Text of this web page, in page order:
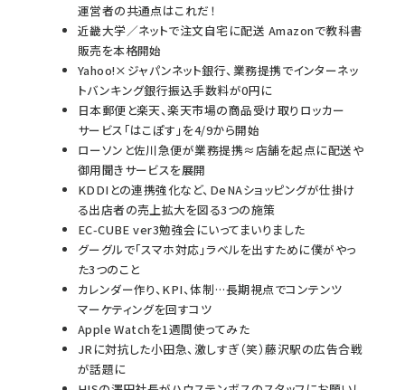
運営者の共通点はこれだ！
近畿大学／ネットで注文自宅に配送 Amazonで教科書
販売を本格開始
Yahoo!×ジャパンネット銀行、業務提携でインターネッ
トバンキング銀行振込手数料が0円に
日本郵便と楽天、楽天市場の商品受け取りロッカー
サービス「はこぽす」を4/9から開始
ローソンと佐川急便が業務提携≈店舗を起点に配送や
御用聞きサービスを展開
KDDIとの連携強化など、DeNAショッピングが仕掛け
る出店者の売上拡大を図る3つの施策
EC-CUBE ver3勉強会にいってまいりました
グーグルで「スマホ対応」ラベルを出すために僕がやっ
た3つのこと
カレンダー作り、KPI、体制…長期視点でコンテンツ
マーケティングを回すコツ
Apple Watchを1週間使ってみた
JRに対抗した小田急、激しすぎ（笑）藤沢駅の広告合戦
が話題に